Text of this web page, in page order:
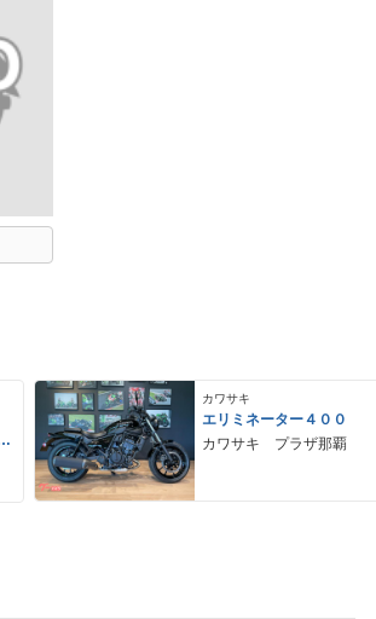
カワサキ
エリミネーター４００
カワサキ プラザ那覇